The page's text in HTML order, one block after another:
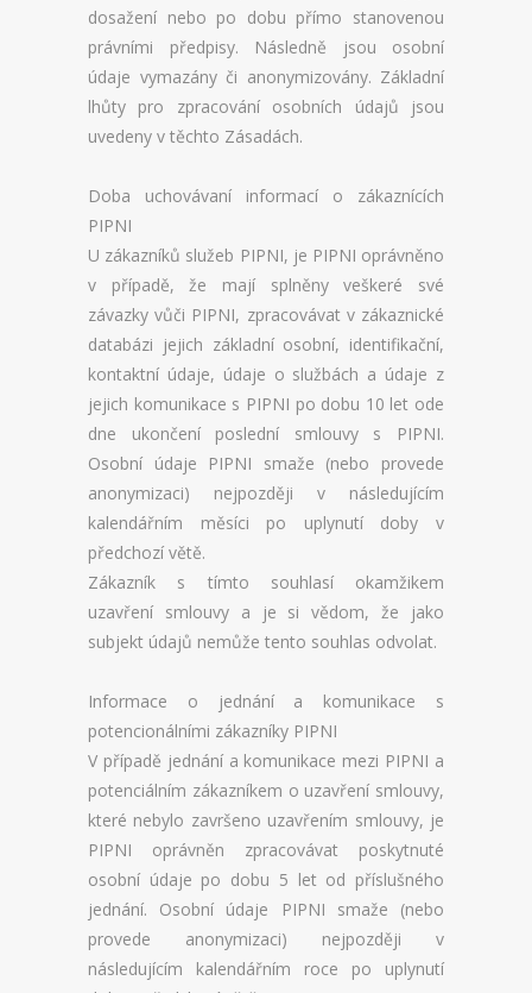
dosažení nebo po dobu přímo stanovenou
právními předpisy. Následně jsou osobní
údaje vymazány či anonymizovány. Základní
lhůty pro zpracování osobních údajů jsou
uvedeny v těchto Zásadách.
Doba uchovávaní informací o zákaznících
PIPNI
U zákazníků služeb PIPNI, je PIPNI oprávněno
v případě, že mají splněny veškeré své
závazky vůči PIPNI, zpracovávat v zákaznické
databázi jejich základní osobní, identifikační,
kontaktní údaje, údaje o službách a údaje z
jejich komunikace s PIPNI po dobu 10 let ode
dne ukončení poslední smlouvy s PIPNI.
Osobní údaje PIPNI smaže (nebo provede
anonymizaci) nejpozději v následujícím
kalendářním měsíci po uplynutí doby v
předchozí větě.
Zákazník s tímto souhlasí okamžikem
uzavření smlouvy a je si vědom, že jako
subjekt údajů nemůže tento souhlas odvolat.
Informace o jednání a komunikace s
potencionálními zákazníky PIPNI
V případě jednání a komunikace mezi PIPNI a
potenciálním zákazníkem o uzavření smlouvy,
které nebylo završeno uzavřením smlouvy, je
PIPNI oprávněn zpracovávat poskytnuté
osobní údaje po dobu 5 let od příslušného
jednání. Osobní údaje PIPNI smaže (nebo
provede anonymizaci) nejpozději v
následujícím kalendářním roce po uplynutí